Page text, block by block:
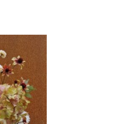
Toevoegen
aan
verlanglijst